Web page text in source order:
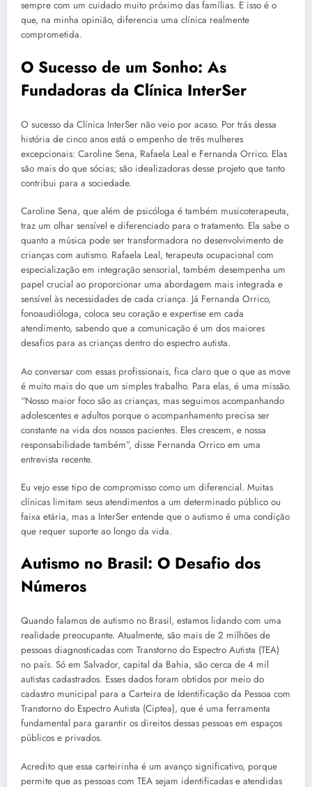
sempre com um cuidado muito próximo das famílias. E isso é o
que, na minha opinião, diferencia uma clínica realmente
comprometida.
O Sucesso de um Sonho: As
Fundadoras da Clínica InterSer
O sucesso da Clínica InterSer não veio por acaso. Por trás dessa
história de cinco anos está o empenho de três mulheres
excepcionais: Caroline Sena, Rafaela Leal e Fernanda Orrico. Elas
são mais do que sócias; são idealizadoras desse projeto que tanto
contribui para a sociedade.
Caroline Sena, que além de psicóloga é também musicoterapeuta,
traz um olhar sensível e diferenciado para o tratamento. Ela sabe o
quanto a música pode ser transformadora no desenvolvimento de
crianças com autismo. Rafaela Leal, terapeuta ocupacional com
especialização em integração sensorial, também desempenha um
papel crucial ao proporcionar uma abordagem mais integrada e
sensível às necessidades de cada criança. Já Fernanda Orrico,
fonoaudióloga, coloca seu coração e expertise em cada
atendimento, sabendo que a comunicação é um dos maiores
desafios para as crianças dentro do espectro autista.
Ao conversar com essas profissionais, fica claro que o que as move
é muito mais do que um simples trabalho. Para elas, é uma missão.
“Nosso maior foco são as crianças, mas seguimos acompanhando
adolescentes e adultos porque o acompanhamento precisa ser
constante na vida dos nossos pacientes. Eles crescem, e nossa
responsabilidade também”, disse Fernanda Orrico em uma
entrevista recente.
Eu vejo esse tipo de compromisso como um diferencial. Muitas
clínicas limitam seus atendimentos a um determinado público ou
faixa etária, mas a InterSer entende que o autismo é uma condição
que requer suporte ao longo da vida.
Autismo no Brasil: O Desafio dos
Números
Quando falamos de autismo no Brasil, estamos lidando com uma
realidade preocupante. Atualmente, são mais de 2 milhões de
pessoas diagnosticadas com Transtorno do Espectro Autista (TEA)
no país. Só em Salvador, capital da Bahia, são cerca de 4 mil
autistas cadastrados. Esses dados foram obtidos por meio do
cadastro municipal para a Carteira de Identificação da Pessoa com
Transtorno do Espectro Autista (Ciptea), que é uma ferramenta
fundamental para garantir os direitos dessas pessoas em espaços
públicos e privados.
Acredito que essa carteirinha é um avanço significativo, porque
permite que as pessoas com TEA sejam identificadas e atendidas